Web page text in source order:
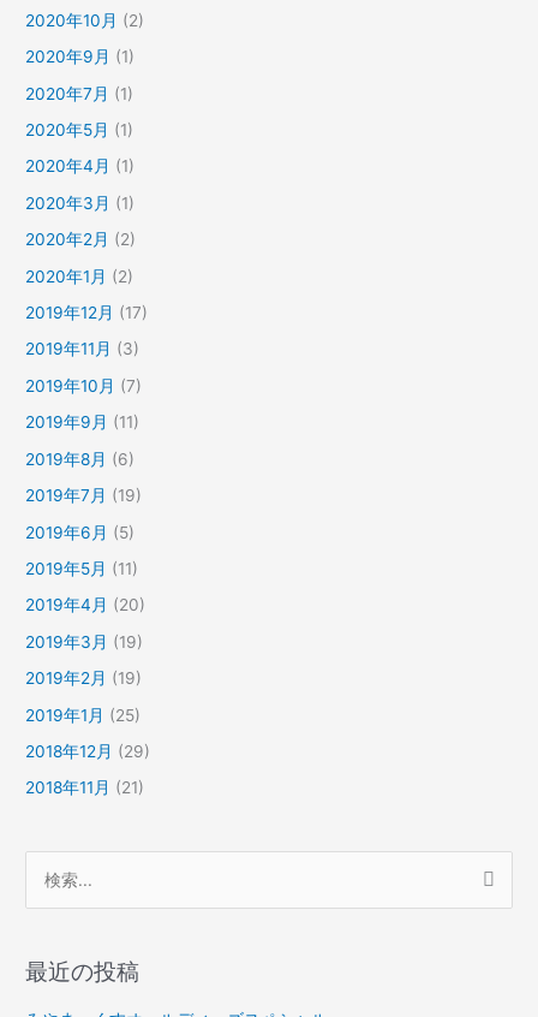
2020年10月 (2)
2020年9月 (1)
2020年7月 (1)
2020年5月 (1)
2020年4月 (1)
2020年3月 (1)
2020年2月 (2)
2020年1月 (2)
2019年12月 (17)
2019年11月 (3)
2019年10月 (7)
2019年9月 (11)
2019年8月 (6)
2019年7月 (19)
2019年6月 (5)
2019年5月 (11)
2019年4月 (20)
2019年3月 (19)
2019年2月 (19)
2019年1月 (25)
2018年12月 (29)
2018年11月 (21)
象
最近の投稿